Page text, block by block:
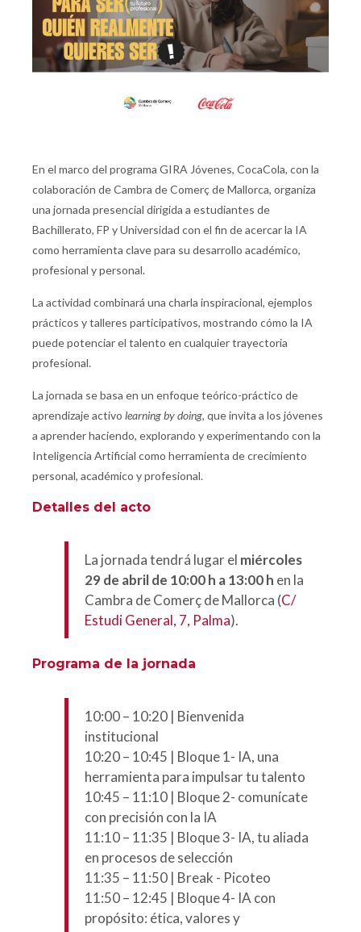
En el marco del programa GIRA Jóvenes, CocaCola, con la
colaboración de Cambra de Comerç de Mallorca, organiza
una jornada presencial dirigida a estudiantes de
Bachillerato, FP y Universidad con el fin de acercar la IA
como herramienta clave para su desarrollo académico,
profesional y personal.
La actividad combinará una charla inspiracional, ejemplos
prácticos y talleres participativos, mostrando cómo la IA
puede potenciar el talento en cualquier trayectoria
profesional.
La jornada se basa en un enfoque teórico-práctico de
aprendizaje activo learning by doing, que invita a los jóvenes
a aprender haciendo, explorando y experimentando con la
Inteligencia Artificial como herramienta de crecimiento
personal, académico y profesional.
Detalles del acto
La jornada tendrá lugar el miércoles
29 de abril de 10:00 h a 13:00 h en la
Cambra de Comerç de Mallorca (C/
Estudi General, 7, Palma).
Programa de la jornada
10:00 – 10:20 | Bienvenida
institucional
10:20 – 10:45 | Bloque 1- IA, una
herramienta para impulsar tu talento
10:45 – 11:10 | Bloque 2- comunícate
con precisión con la IA
11:10 – 11:35 | Bloque 3- IA, tu aliada
en procesos de selección
11:35 – 11:50 | Break - Picoteo
11:50 – 12:45 | Bloque 4- IA con
propósito: ética, valores y